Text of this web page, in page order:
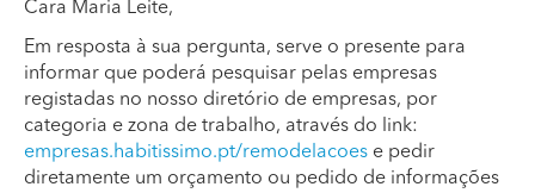
Cara Maria Leite,
Em resposta à sua pergunta, serve o presente para
informar que poderá pesquisar pelas empresas
registadas no nosso diretório de empresas, por
categoria e zona de trabalho, através do link:
empresas.habitissimo.pt/remodelacoes e pedir
diretamente um orçamento ou pedido de informações